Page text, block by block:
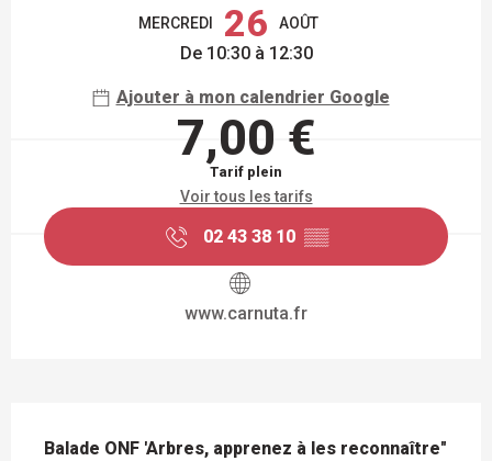
MERCREDI 26 AOÛT
De 10:30 à 12:30
Ajouter à mon calendrier Google
7,00 €
Tarif plein
Voir tous les tarifs
02 43 38 10 ▒▒
www.carnuta.fr
Balade ONF 'Arbres, apprenez à les reconnaître"